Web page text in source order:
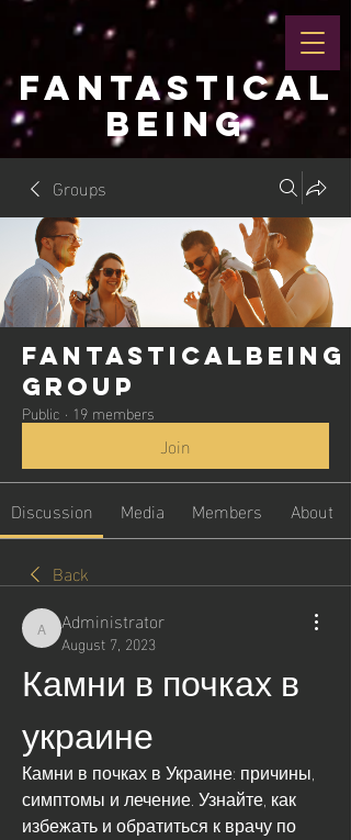
FANTASTICAL
BEING
Groups
Fantasticalbeing
Group
Public · 19 members
Join
Discussion Media Members
About
Back
Administrator
Administrator
August 7, 2023
Камни в почках в
украине
Камни в почках в Украине: причины,
симптомы и лечение. Узнайте, как
избежать и обратиться к врачу по